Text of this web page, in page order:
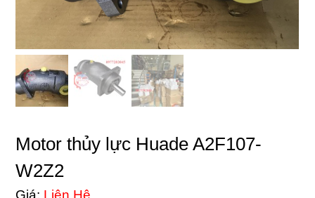
Motor thủy lực Huade A2F107-
W2Z2
Giá: Liên Hệ